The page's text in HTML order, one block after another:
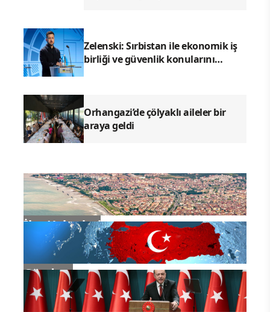
Zelenski: Sırbistan ile ekonomik iş
birliği ve güvenlik konularını
Orhangazi’de çölyaklı aileler bir
araya geldi
İlçe Haberleri
Gündem